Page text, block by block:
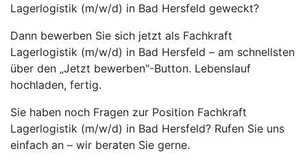
Lagerlogistik (m/w/d) in Bad Hersfeld geweckt?
Dann bewerben Sie sich jetzt als Fachkraft
Lagerlogistik (m/w/d) in Bad Hersfeld – am schnellsten
über den „Jetzt bewerben"-Button. Lebenslauf
hochladen, fertig.
Sie haben noch Fragen zur Position Fachkraft
Lagerlogistik (m/w/d) in Bad Hersfeld? Rufen Sie uns
einfach an – wir beraten Sie gerne.